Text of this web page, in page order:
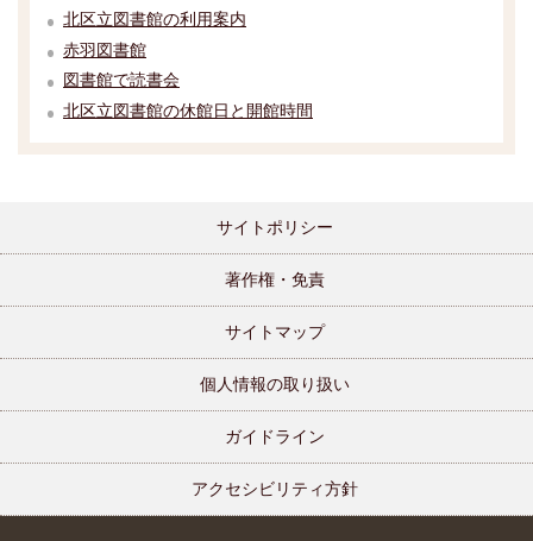
北区立図書館の利用案内
赤羽図書館
図書館で読書会
北区立図書館の休館日と開館時間
サイトポリシー
著作権・免責
サイトマップ
個人情報の取り扱い
ガイドライン
アクセシビリティ方針